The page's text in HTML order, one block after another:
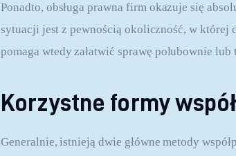
Ponadto, obsługa prawna firm okazuje się
sytuacji jest z pewnością okoliczność, w której
pomaga wtedy załatwić sprawę polubownie
Korzystne formy
Generalnie, istnieją dwie główne metody